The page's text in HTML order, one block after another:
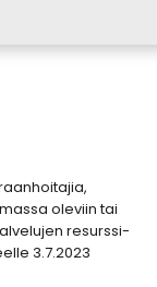
oleviin tai
resurssi-
3.7.2023